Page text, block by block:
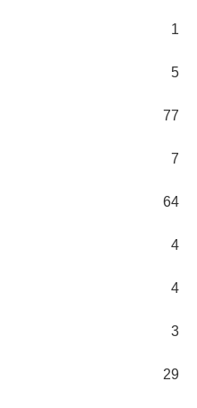
1
5
77
7
64
4
4
3
29